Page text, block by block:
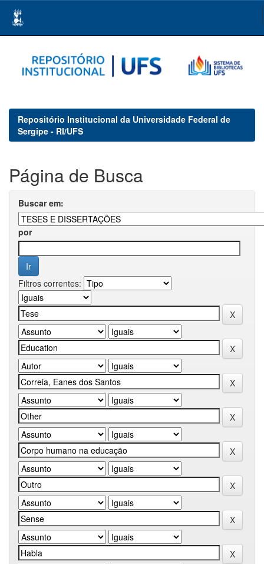
navigation
Repositório Institucional da Universidade Federal de
Sergipe - RI/UFS
Página de Busca
Buscar em:
por
Filtros correntes: